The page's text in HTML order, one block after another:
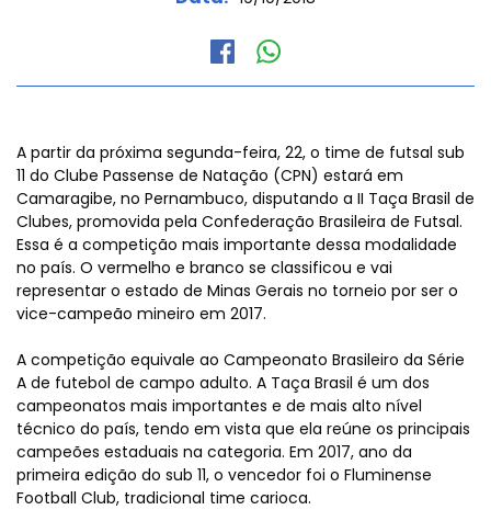
A partir da próxima segunda-feira, 22, o time de futsal sub
11 do Clube Passense de Natação (CPN) estará em
Camaragibe, no Pernambuco, disputando a II Taça Brasil de
Clubes, promovida pela Confederação Brasileira de Futsal.
Essa é a competição mais importante dessa modalidade
no país. O vermelho e branco se classificou e vai
representar o estado de Minas Gerais no torneio por ser o
vice-campeão mineiro em 2017.
A competição equivale ao Campeonato Brasileiro da Série
A de futebol de campo adulto. A Taça Brasil é um dos
campeonatos mais importantes e de mais alto nível
técnico do país, tendo em vista que ela reúne os principais
campeões estaduais na categoria. Em 2017, ano da
primeira edição do sub 11, o vencedor foi o Fluminense
Football Club, tradicional time carioca.